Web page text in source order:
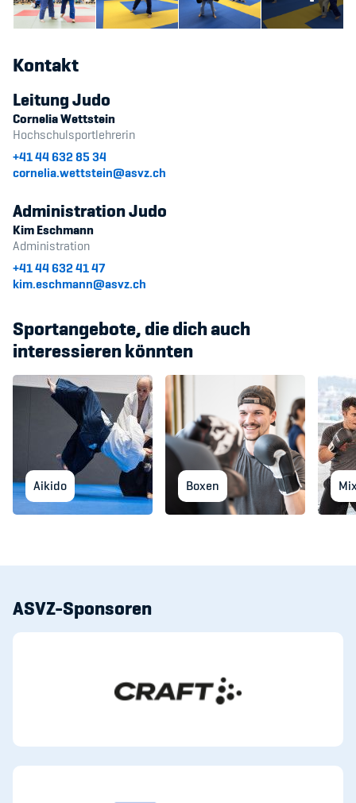
Kontakt
Leitung Judo
Cornelia Wettstein
Hochschulsportlehrerin
+41 44 632 85 34
cornelia.wettstein@asvz.ch
Administration Judo
Kim Eschmann
Administration
+41 44 632 41 47
kim.eschmann@asvz.ch
Sportangebote, die dich auch
interessieren könnten
Aikido Boxen
ASVZ-Sponsoren